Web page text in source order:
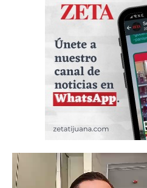
R
e